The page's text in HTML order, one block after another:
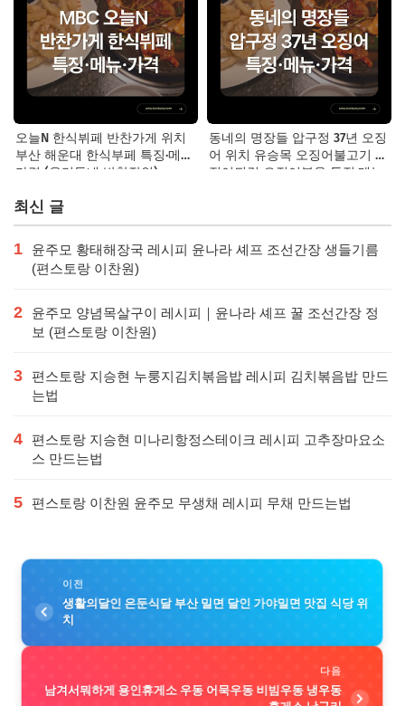
오늘N 한식뷔페 반찬가게 위치
부산 해운대 한식부페 특징·메뉴·
가격 (우리동네 반찬장인)
동네의 명장들 압구정 37년 오징
어 위치 유승목 오징어불고기 오
징어튀김 오징어볶음 특징·메뉴·
최신 글
1
윤주모 황태해장국 레시피 윤나라 셰프 조선간장 생들기름
(편스토랑 이찬원)
2
윤주모 양념목살구이 레시피｜윤나라 셰프 꿀 조선간장 정
보 (편스토랑 이찬원)
3
편스토랑 지승현 누룽지김치볶음밥 레시피 김치볶음밥 만드
는법
4
편스토랑 지승현 미나리항정스테이크 레시피 고추장마요소
스 만드는법
5 편스토랑 이찬원 윤주모 무생채 레시피 무채 만드는법
이전
생활의달인 은둔식달 부산 밀면 달인 가야밀면 맛집 식당 위
치
다음
남겨서뭐하게 용인휴게소 우동 어묵우동 비빔우동 냉우동